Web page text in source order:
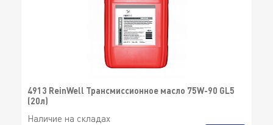
4913 ReinWell Трансмиссионное масло 75W-90 GL5
(20л)
Наличие на складах